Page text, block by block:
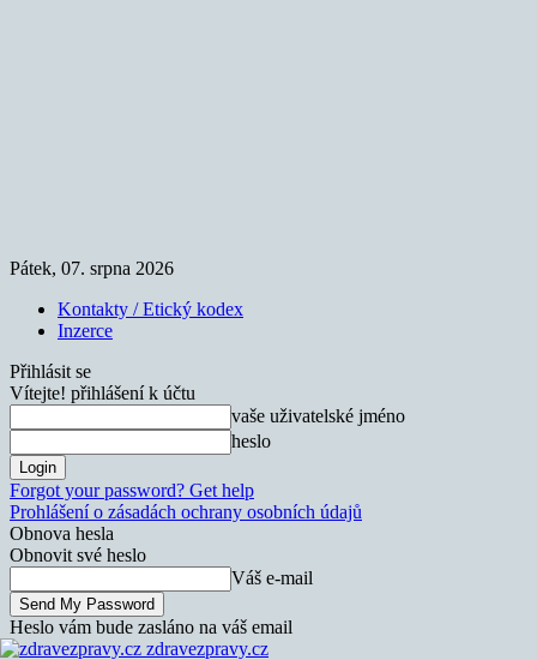
Pátek, 07. srpna 2026
Kontakty / Etický kodex
Inzerce
Přihlásit se
Vítejte! přihlášení k účtu
vaše uživatelské jméno
heslo
Forgot your password? Get help
Prohlášení o zásadách ochrany osobních údajů
Obnova hesla
Obnovit své heslo
Váš e-mail
Heslo vám bude zasláno na váš email
zdravezpravy.cz